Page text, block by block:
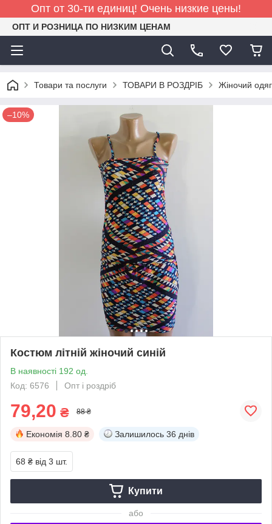
Опт от 30-ти единиц! Очень низкие цены!
ОПТ И РОЗНИЦА ПО НИЗКИМ ЦЕНАМ
Товари та послуги ТОВАРИ В РОЗДРІБ Жіночий одяг
–10%
Костюм літній жіночий синій
В наявності 192 од.
Код: 6576
Опт і роздріб
79,20 ₴ 88 ₴
Економія 8.80 ₴ Залишилось 36 днів
68 ₴ від 3 шт.
Купити
або